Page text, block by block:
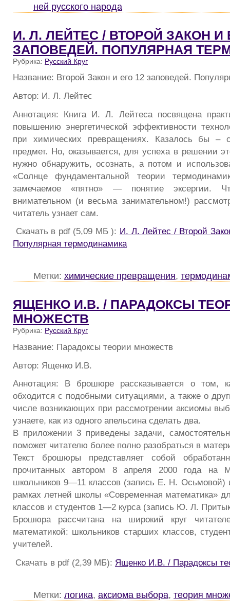
ней русского народа
И. Л. ЛЕЙТЕС / ВТОРОЙ ЗАКОН И
ЗАПОВЕДЕЙ. ПОПУЛЯРНАЯ
Рубрика: Русский Круг
Название: Второй Закон и его 12 заповедей.
Автор: И. Л. Лейтес
Аннотация: Книга И. Л. Лейтеса посвящена
повышению энергетической эффективности
при химических превращениях. Казалось бы –
предмет. Но, оказывается, для успеха в решении
нужно обнаружить, осознать, а потом и
«Солнце фундаментальной теории
замечаемое «пятно» — понятие эксергии.
внимательном (и весьма занимательном!)
читатель узнает сам.
Скачать в pdf (5,09 МБ ): И. Л. Лейтес / Второй
Популярная термодинамика
Метки: химические превращения,
ЯЩЕНКО И.В. / ПАРАДОКСЫ
МНОЖЕСТВ
Рубрика: Русский Круг
Название: Парадоксы теории множеств
Автор: Ященко И.В.
Аннотация: В брошюре рассказывается о том,
обходится с подобными ситуациями, а также о
числе возникающих при рассмотрении аксиомы
узнаете, как из одного апельсина сделать два.
В приложении 3 приведены задачи,
поможет читателю более полно разобраться в
Текст брошюры представляет собой
прочитанных автором 8 апреля 2000 года на
школьников 9—11 классов (запись Е. Н. Осьмовой)
рамках летней школы «Современная математика»
классов и студентов 1—2 курса (запись Ю. Л.
Брошюра рассчитана на широкий круг
математикой: школьников старших классов,
учителей.
Скачать в pdf (2,39 МБ): Ященко И.В. / Парадоксы
Метки: логика, аксиома выбора, теория